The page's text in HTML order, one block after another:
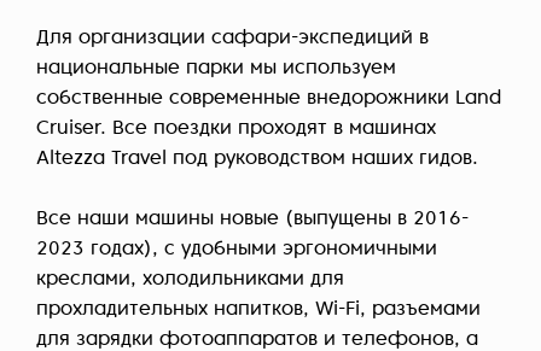
Для организации сафари-экспедиций в
национальные парки мы используем
собственные современные внедорожники Land
Cruiser. Все поездки проходят в машинах
Altezza Travel под руководством наших гидов.
Все наши машины новые (выпущены в 2016-
2023 годах), с удобными эргономичными
креслами, холодильниками для
прохладительных напитков, Wi-Fi, разъемами
для зарядки фотоаппаратов и телефонов, а